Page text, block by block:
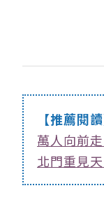
【推薦閱讀
萬人向前
北門重見